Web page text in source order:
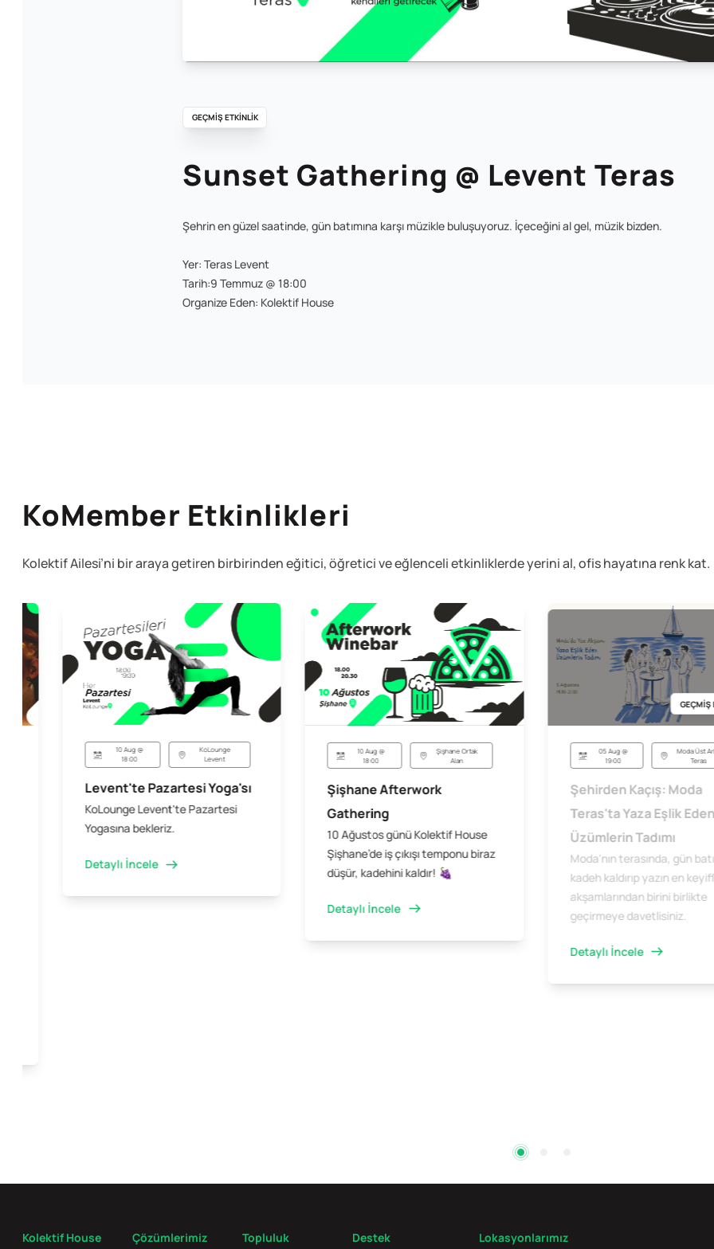
GEÇMİŞ ETKİNLİK
Sunset Gathering @ Levent Teras
Şehrin en güzel saatinde, gün batımına karşı müzikle buluşuyoruz. İçeceğini al gel, müzik bizden.
Yer: Teras Levent
Tarih:9 Temmuz @ 18:00
Organize Eden: Kolektif House
KoMember Etkinlikleri
Kolektif Ailesi’ni bir araya getiren birbirinden eğitici, öğretici ve eğlencelietkinliklerde yerini al, ofis hayatına renk kat.
10 Aug @
18:00
KoLounge
Levent
Levent'te Pazartesi Yoga'sı
KoLounge Levent'te Pazartesi
Yogasına bekleriz.
Detaylı İncele
10 Aug @
18:00
Şişhane Ortak
Alan
Şişhane Afterwork
Gathering
10 Ağustos günü Kolektif House
Şişhane’de iş çıkışı temponu biraz
düşür, kadehini kaldır! 🍇
Detaylı İncele
GEÇMİŞ
05 Aug @
19:00
Moda Üst
Teras
Şehirden Kaçış: Moda
Teras'ta Yaza Eşlik Eden
Üzümlerin Tadımı
Moda'nın terasında, gün
kadeh kaldırıp yazın en
akşamlarından birini birlikte
geçirmeye davetlisiniz.
Detaylı İncele
Kolektif House Çözümlerimiz Topluluk Destek Lokasyonlarımız